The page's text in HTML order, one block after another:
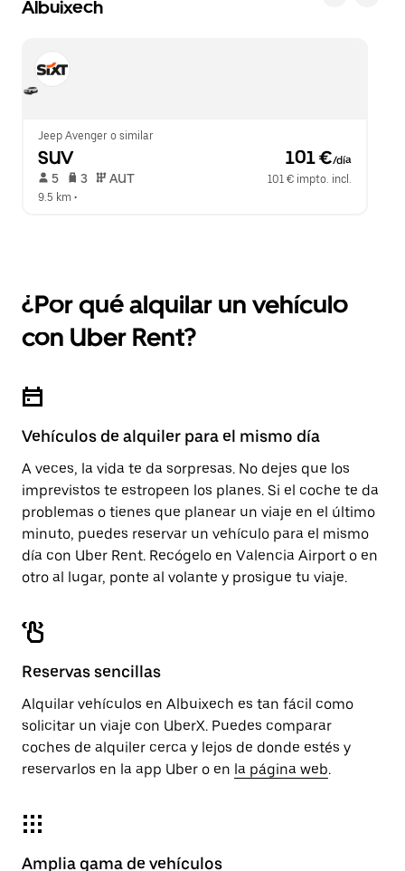
Albuixech
Jeep Avenger o similar
SUV 101 €/día
5 3 AUT
101 € impto. incl.
9.5 km •
¿Por qué alquilar un vehículo
con Uber Rent?
Vehículos de alquiler para el mismo día
A veces, la vida te da sorpresas. No dejes que los
imprevistos te estropeen los planes. Si el coche te da
problemas o tienes que planear un viaje en el último
minuto, puedes reservar un vehículo para el mismo
día con Uber Rent. Recógelo en Valencia Airport o en
otro al lugar, ponte al volante y prosigue tu viaje.
Reservas sencillas
Alquilar vehículos en Albuixech es tan fácil como
solicitar un viaje con UberX. Puedes comparar
coches de alquiler cerca y lejos de donde estés y
reservarlos en la app Uber o en la página web.
Amplia gama de vehículos